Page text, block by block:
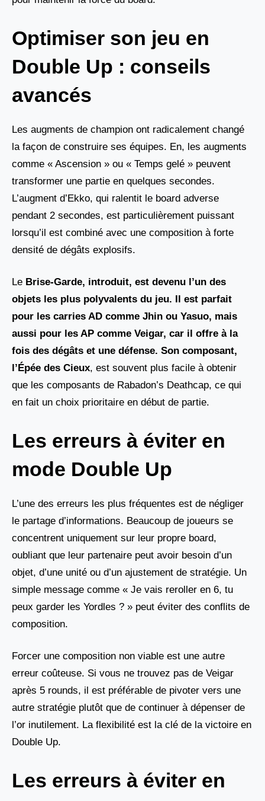
Optimiser son jeu en
Double Up : conseils
avancés
Les augments de champion ont radicalement changé
la façon de construire ses équipes. En, les augments
comme « Ascension » ou « Temps gelé » peuvent
transformer une partie en quelques secondes.
L’augment d’Ekko, qui ralentit le board adverse
pendant 2 secondes, est particulièrement puissant
lorsqu’il est combiné avec une composition à forte
densité de dégâts explosifs.
Le Brise-Garde, introduit, est devenu l’un des
objets les plus polyvalents du jeu. Il est parfait
pour les carries AD comme Jhin ou Yasuo, mais
aussi pour les AP comme Veigar, car il offre à la
fois des dégâts et une défense. Son composant,
l’Épée des Cieux, est souvent plus facile à obtenir
que les composants de Rabadon’s Deathcap, ce qui
en fait un choix prioritaire en début de partie.
Les erreurs à éviter en
mode Double Up
L’une des erreurs les plus fréquentes est de négliger
le partage d’informations. Beaucoup de joueurs se
concentrent uniquement sur leur propre board,
oubliant que leur partenaire peut avoir besoin d’un
objet, d’une unité ou d’un ajustement de stratégie. Un
simple message comme « Je vais reroller en 6, tu
peux garder les Yordles ? » peut éviter des conflits de
composition.
Forcer une composition non viable est une autre
erreur coûteuse. Si vous ne trouvez pas de Veigar
après 5 rounds, il est préférable de pivoter vers une
autre stratégie plutôt que de continuer à dépenser de
l’or inutilement. La flexibilité est la clé de la victoire en
Double Up.
Les erreurs à éviter en